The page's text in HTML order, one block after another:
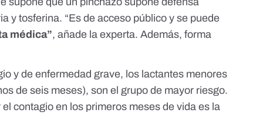
y tosferina. “Es de acceso público y se puede
médica”, añade la experta. Además, forma
y de enfermedad grave, los lactantes menores
de seis meses), son el grupo de mayor riesgo.
contagio en los primeros meses de vida es la